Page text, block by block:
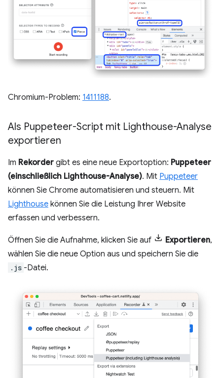
Chromium-Problem: 1411188.
Als Puppeteer-Script mit Lighthouse-Analyse
exportieren
Im Rekorder gibt es eine neue Exportoption: Puppeteer
(einschließlich Lighthouse-Analyse). Mit Puppeteer
können Sie Chrome automatisieren und steuern. Mit
Lighthouse können Sie die Leistung Ihrer Website
erfassen und verbessern.
Öffnen Sie die Aufnahme, klicken Sie auf Exportieren,
wählen Sie die neue Option aus und speichern Sie die
.js -Datei.